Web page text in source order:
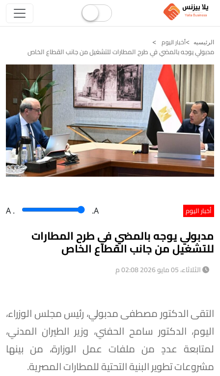
الرئيسيه أخبار اليوم
مدبولي يوجه بالمضي في طرح المطارات للتشغيل من جانب القطاع الخاص
أخبار اليوم A . .A
مدبولي يوجه بالمضي في طرح المطارات
للتشغيل من جانب القطاع الخاص
الثلاثاء، 05 مايو 2026 02:08 م
التقى الدكتور مصطفى مدبولي، رئيس مجلس الوزراء،
اليوم، الدكتور سامح الحفني، وزير الطيران المدني،
لمتابعة عددٍ من ملفات عمل الوزارة، من بينها
مشروعات تطوير البنية التحتية للمطارات المصرية.